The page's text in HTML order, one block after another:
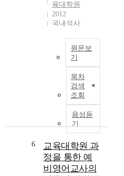
육대학원
2012
국내석사
원문보
기
목차
검색
조회
음성듣
기
6
교육대학원 과
정을 통한 예
비영어교사의